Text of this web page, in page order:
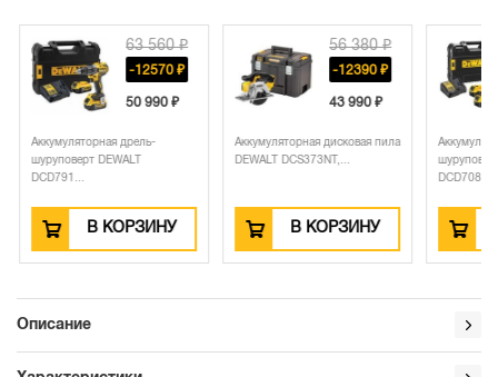
63 560 ₽
-12570 ₽
50 990 ₽
Аккумуляторная дрель-
шуруповерт DEWALT
DCD791...
В КОРЗИНУ
56 380 ₽
-12390 ₽
43 990 ₽
Аккумуляторная дисковая пила
DEWALT DCS373NT,...
В КОРЗИНУ
DCD708...
Описание